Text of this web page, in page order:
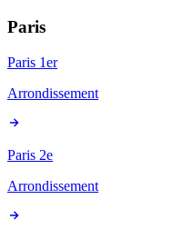
Paris
Paris 1er
Arrondissement
Paris 2e
Arrondissement